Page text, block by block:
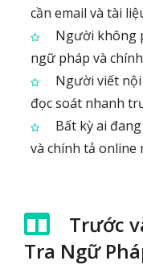
cần email và tài
Người không
ngữ pháp và
Người viết
đọc soát nhanh
Bất kỳ ai
và chính tả online
Trước
Tra Ngữ